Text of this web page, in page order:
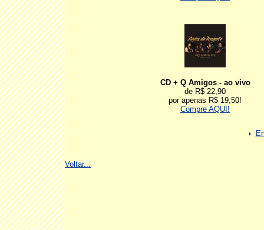
CD + Q Amigos - ao vivo
de R$ 22,90
por apenas R$ 19,50!
Compre AQUI!
Voltar...